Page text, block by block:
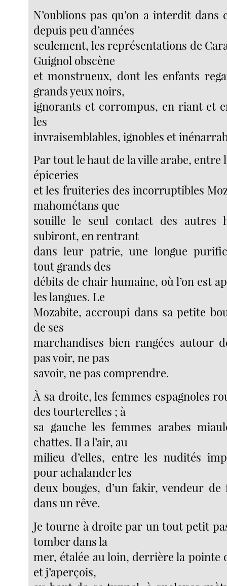
N’oublions pas qu’on a interdit dans
depuis peu d’années
seulement, les représentations de
Guignol obscène
et monstrueux, dont les enfants
grands yeux noirs,
ignorants et corrompus, en riant et
les
invraisemblables, ignobles et
Par tout le haut de la ville arabe, entre
épiceries
et les fruiteries des incorruptibles
mahométans que
souille le seul contact des autres
subiront, en rentrant
dans leur patrie, une longue
tout grands des
débits de chair humaine, où l’on est
les langues. Le
Mozabite, accroupi dans sa petite
de ses
marchandises bien rangées autour
pas voir, ne pas
savoir, ne pas comprendre.
À sa droite, les femmes espagnoles
des tourterelles ; à
sa gauche les femmes arabes
chattes. Il a l’air, au
milieu d’elles, entre les nudités
pour achalander les
deux bouges, d’un fakir, vendeur
dans un rêve.
Je tourne à droite par un tout petit
tomber dans la
mer, étalée au loin, derrière la pointe
et j’aperçois,